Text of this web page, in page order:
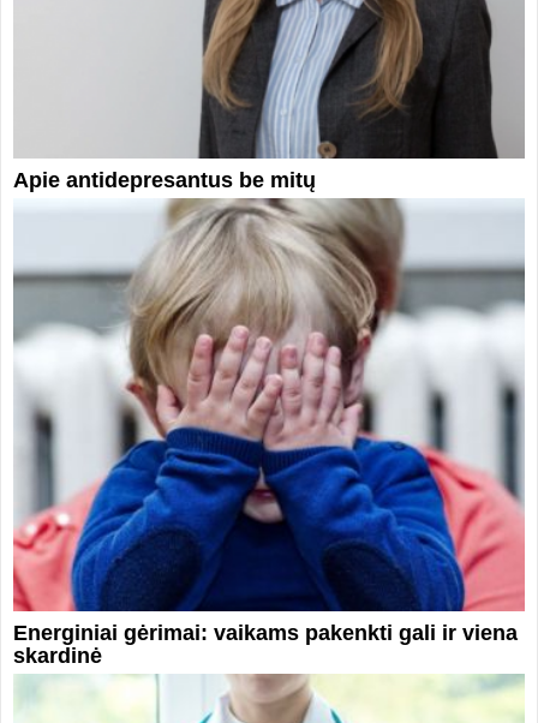
Apie antidepresantus be mitų
Energiniai gėrimai: vaikams pakenkti gali ir viena
skardinė